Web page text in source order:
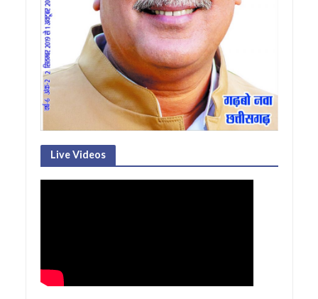
Live Videos